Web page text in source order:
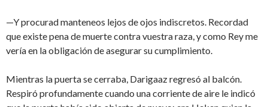
—Y procurad manteneos lejos de ojos indiscretos. Recordad
que existe pena de muerte contra vuestra raza, y como Rey me
vería en la obligación de asegurar su cumplimiento.
Mientras la puerta se cerraba, Darigaaz regresó al balcón.
Respiró profundamente cuando una corriente de aire le indicó